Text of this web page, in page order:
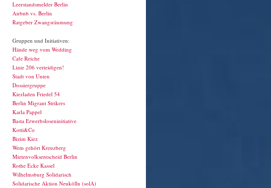
Leerstandsmelder Berlin
Airbnb vs. Berlin
Ratgeber Zwangsräumung
Gruppen und Initiativen:
Hände weg vom Wedding
Cafe Reiche
Linie 206 verteidigen!
Stadt von Unten
Dossiergruppe
Kiezladen Friedel 54
Berlin Migrant Strikers
Karla Pappel
Basta Erwerbsloseninitiative
Kotti&Co
Bizim Kiez
Wem gehört Kreuzberg
Mietenvolksentscheid Berlin
Rothe Ecke Kassel
Wilhelmsburg Solidarisch
Solidarische Aktion Neukölln (solA)